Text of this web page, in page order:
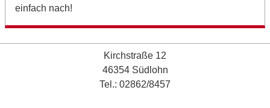
einfach nach!
Kirchstraße 12
46354 Südlohn
Tel.: 02862/8457